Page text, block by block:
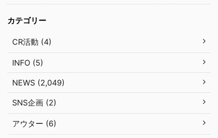
カテゴリー
CR活動 (4)
INFO (5)
NEWS (2,049)
SNS企画 (2)
アウター (6)